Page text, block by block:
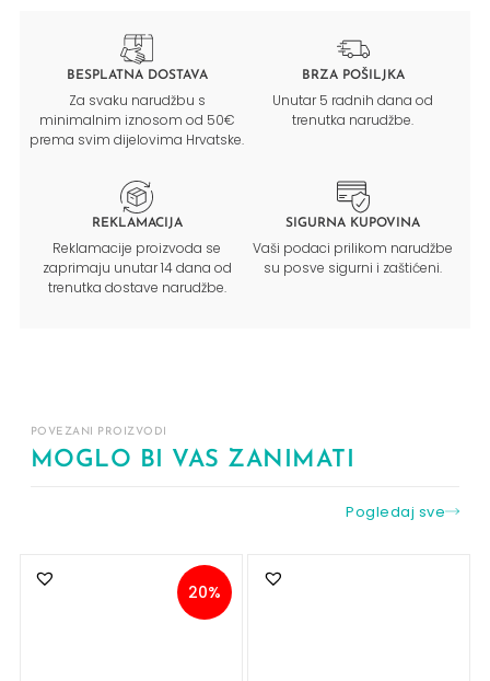
BESPLATNA DOSTAVA
Za svaku narudžbu s
minimalnim iznosom od 50€
prema svim dijelovima Hrvatske.
BRZA POŠILJKA
Unutar 5 radnih dana od
trenutka narudžbe.
REKLAMACIJA
Reklamacije proizvoda se
zaprimaju unutar 14 dana od
trenutka dostave narudžbe.
SIGURNA KUPOVINA
Vaši podaci prilikom narudžbe
su posve sigurni i zaštićeni.
POVEZANI PROIZVODI
MOGLO BI VAS ZANIMATI
Pogledaj sve
20%